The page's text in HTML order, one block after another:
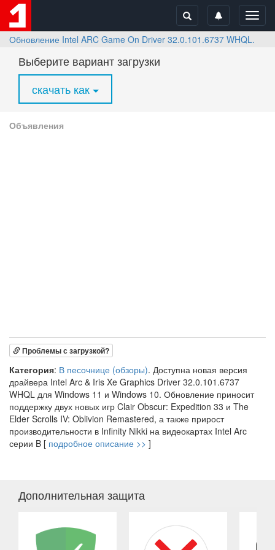
Обновление Intel ARC Game On Driver 32.0.101.6737 WHQL.
Выберите вариант загрузки
скачать как
Объявления
Проблемы с загрузкой?
Категория: В песочнице (обзоры). Доступна новая версия
драйвера Intel Arc & Iris Xe Graphics Driver 32.0.101.6737
WHQL для Windows 11 и Windows 10. Обновление приносит
поддержку двух новых игр Clair Obscur: Expedition 33 и The
Elder Scrolls IV: Oblivion Remastered, а также прирост
производительности в Infinity Nikki на видеокартах Intel Arc
серии B [ подробное описание >> ]
Дополнительная защита